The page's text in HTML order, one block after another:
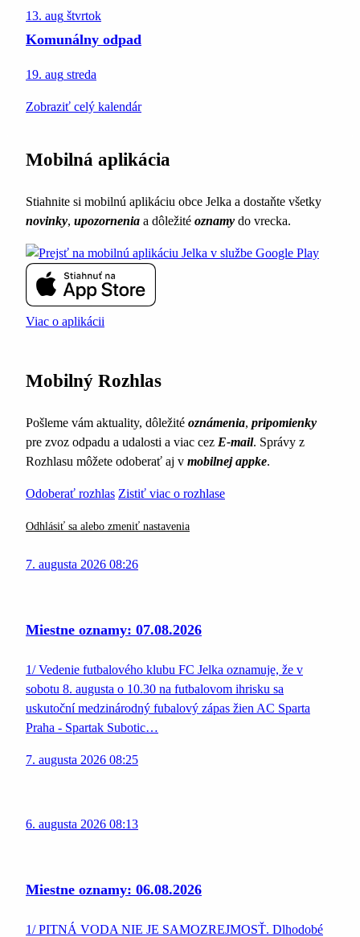
13. aug štvrtok
Komunálny odpad
19. aug streda
Zobraziť celý kalendár
Mobilná aplikácia
Stiahnite si mobilnú aplikáciu obce Jelka a dostaňte všetky
novinky, upozornenia a dôležité oznamy do vrecka.
Viac o aplikácii
Mobilný Rozhlas
Pošleme vám aktuality, dôležité oznámenia, pripomienky
pre zvoz odpadu a udalosti a viac cez E-mail. Správy z
Rozhlasu môžete odoberať aj v mobilnej appke.
Odoberať rozhlas Zistiť viac o rozhlase
Odhlásiť sa alebo zmeniť nastavenia
7. augusta 2026 08:26
Miestne oznamy: 07.08.2026
1/ Vedenie futbalového klubu FC Jelka oznamuje, že v
sobotu 8. augusta o 10.30 na futbalovom ihrisku sa
uskutoční medzinárodný fubalový zápas žien AC Sparta
Praha - Spartak Subotic…
7. augusta 2026 08:25
6. augusta 2026 08:13
Miestne oznamy: 06.08.2026
1/ PITNÁ VODA NIE JE SAMOZREJMOSŤ. Dlhodobé